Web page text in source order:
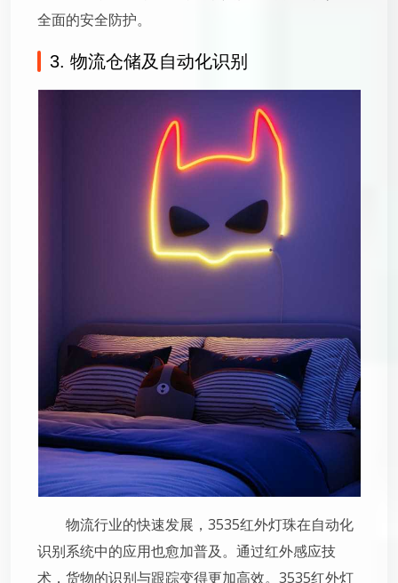
全面的安全防护。
3. 物流仓储及自动化识别
物流行业的快速发展，3535红外灯珠在自动化
识别系统中的应用也愈加普及。通过红外感应技
术，货物的识别与跟踪变得更加高效。3535红外灯